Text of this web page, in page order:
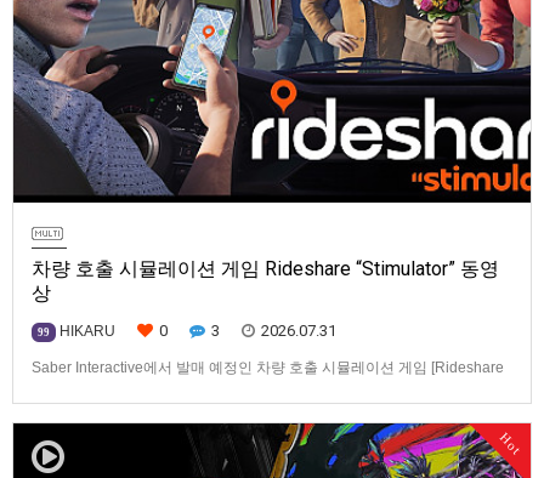
차량 호출 시뮬레이션 게임 Rideshare “Stimulator” 동영
상
99 HIKARU 0 3 2026.07.31
Saber Interactive에서 발매 예정인 차량 호출 시뮬레이션 게임 [Rideshare
을 운영하는 드라이버가 되어라'Rideshare "Stimulat…
Hot